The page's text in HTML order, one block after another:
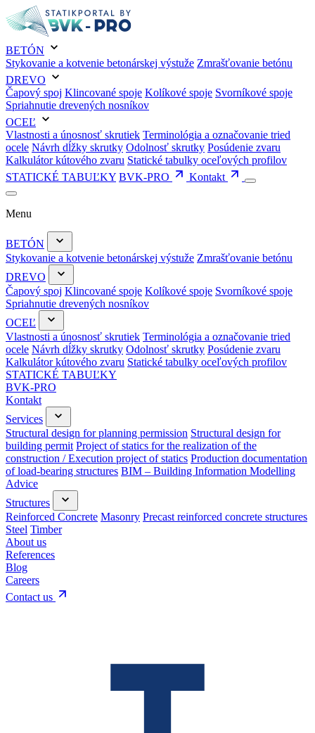
BETÓN
Stykovanie a kotvenie betonárskej výstuže Zmrašťovanie betónu
DREVO
Čapový spoj Klincované spoje Kolíkové spoje Svorníkové spoje
Spriahnutie drevených nosníkov
OCEĽ
Vlastnosti a únosnosť skrutiek Terminológia a označovanie tried
ocele Návrh dĺžky skrutky Odolnosť skrutky Posúdenie zvaru
Kalkulátor kútového zvaru Statické tabulky oceľových profilov
STATICKÉ TABUĽKY BVK-PRO Kontakt
Menu
BETÓN
Stykovanie a kotvenie betonárskej výstuže Zmrašťovanie betónu
DREVO
Čapový spoj Klincované spoje Kolíkové spoje Svorníkové spoje
Spriahnutie drevených nosníkov
OCEĽ
Vlastnosti a únosnosť skrutiek Terminológia a označovanie tried
ocele Návrh dĺžky skrutky Odolnosť skrutky Posúdenie zvaru
Kalkulátor kútového zvaru Statické tabulky oceľových profilov
STATICKÉ TABUĽKY
BVK-PRO
Kontakt
Services
Structural design for planning permission Structural design for
building permit Project of statics for the realization of the
construction / Execution project of statics Production documentation
of load-bearing structures BIM – Building Information Modelling
Advice
Structures
Reinforced Concrete Masonry Precast reinforced concrete structures
Steel Timber
About us
References
Blog
Careers
Contact us